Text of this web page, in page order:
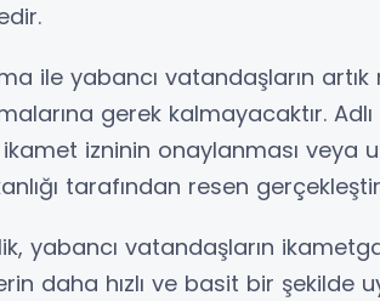
ile yabancı vatandaşların
gerek kalmayacaktır.
izninin onaylanması veya
tarafından resen
yabancı vatandaşların
daha hızlı ve basit bir şekilde